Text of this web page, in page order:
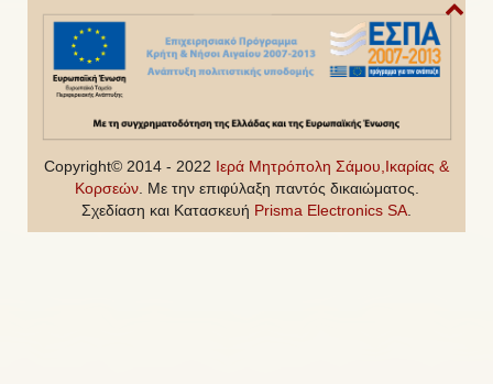
Copyright© 2014 - 2022 Ιερά Μητρόπολη Σάμου,Ικαρίας &
Κορσεών. Με την επιφύλαξη παντός δικαιώματος.
Σχεδίαση και Κατασκευή Prisma Electronics SA.